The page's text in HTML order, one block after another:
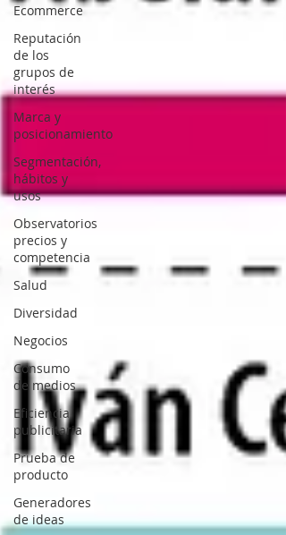
Ecommerce
Reputación
de los
grupos de
interés
Marca y
posicionamiento
Segmentación,
hábitos y
usos
Observatorios
precios y
competencia
Salud
Diversidad
Negocios
Consumo
de medios
Eficiencia
publicitaria
Prueba de
producto
Generadores
de ideas